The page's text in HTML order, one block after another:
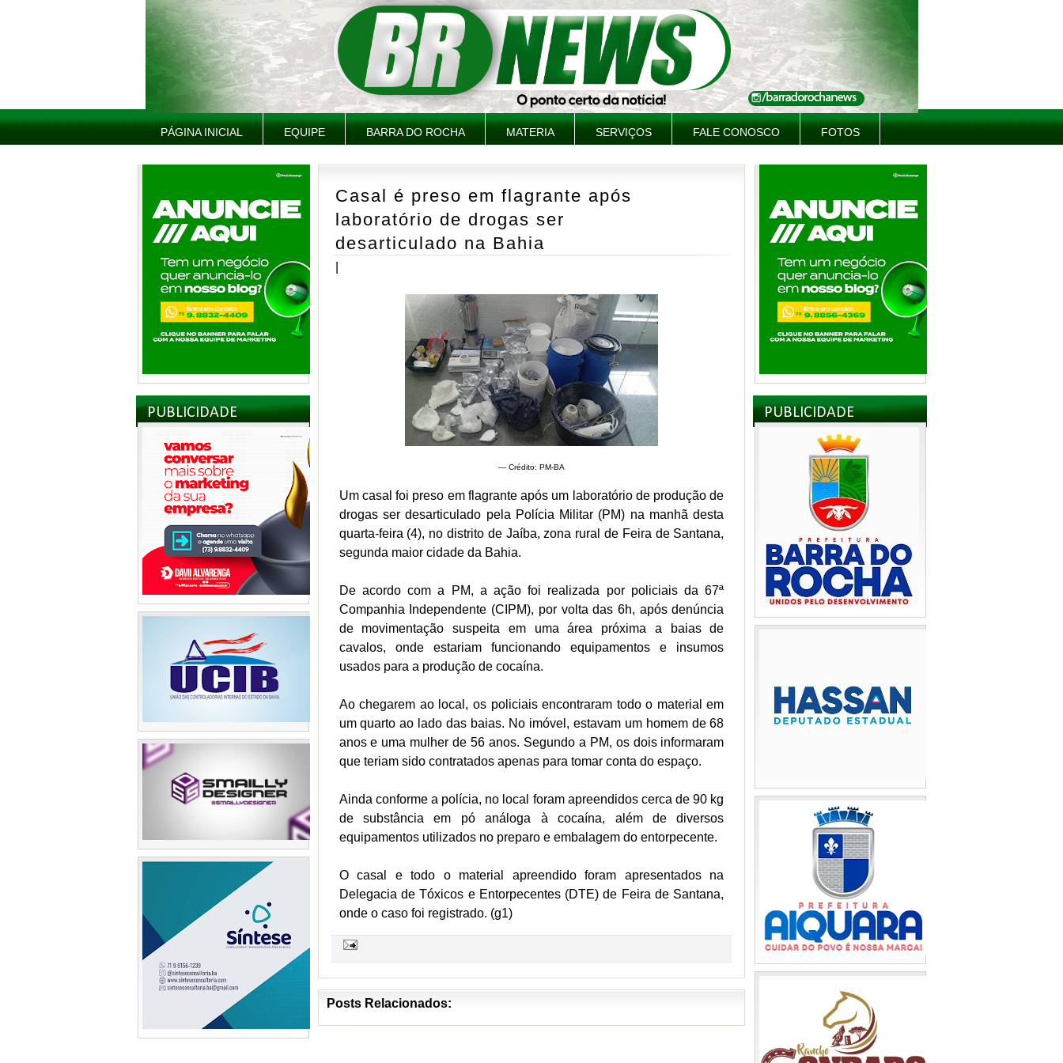
PÁGINA INICIAL EQUIPE BARRA DO ROCHA MATERIA SERVIÇOS FALE CONOSCO FOTOS
PUBLICIDADE
Casal é preso em flagrante após
laboratório de drogas ser
desarticulado na Bahia
— Crédito: PM-BA
Um casal foi preso em flagrante após um laboratório de produção de
drogas ser desarticulado pela Polícia Militar (PM) na manhã desta
quarta-feira (4), no distrito de Jaíba, zona rural de Feira de Santana,
segunda maior cidade da Bahia.
De acordo com a PM, a ação foi realizada por policiais da 67ª
Companhia Independente (CIPM), por volta das 6h, após denúncia
de movimentação suspeita em uma área próxima a baias de
cavalos, onde estariam funcionando equipamentos e insumos
usados para a produção de cocaína.
Ao chegarem ao local, os policiais encontraram todo o material em
um quarto ao lado das baias. No imóvel, estavam um homem de 68
anos e uma mulher de 56 anos. Segundo a PM, os dois informaram
que teriam sido contratados apenas para tomar conta do espaço.
Ainda conforme a polícia, no local foram apreendidos cerca de 90 kg
de substância em pó análoga à cocaína, além de diversos
equipamentos utilizados no preparo e embalagem do entorpecente.
O casal e todo o material apreendido foram apresentados na
Delegacia de Tóxicos e Entorpecentes (DTE) de Feira de Santana,
onde o caso foi registrado. (g1)
Posts Relacionados:
PUBLICIDADE